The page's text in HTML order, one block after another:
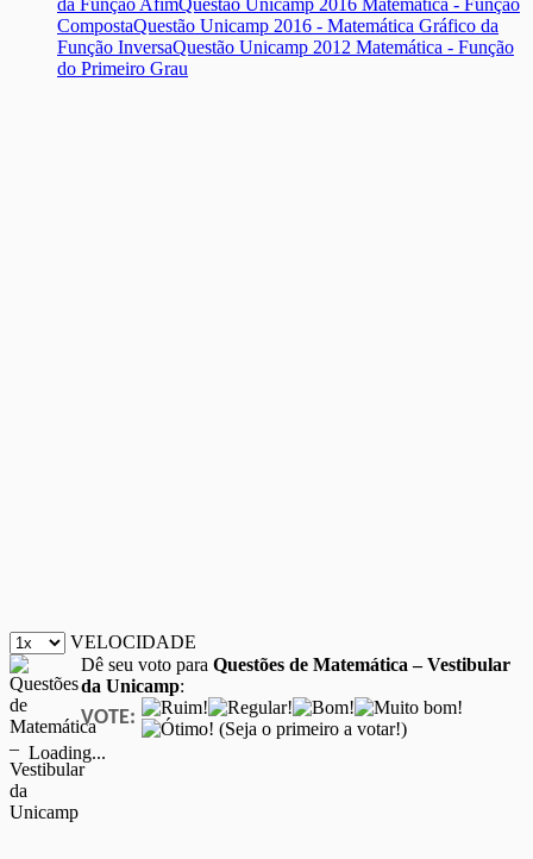
CompostaQuestão Unicamp 2016 - Matemática Gráfico da
Função InversaQuestão Unicamp 2012 Matemática - Função
do Primeiro Grau
VELOCIDADE
Dê seu voto para Questões de Matemática – Vestibular
da Unicamp:
VOTE:
(Seja o primeiro a votar!)
Loading...